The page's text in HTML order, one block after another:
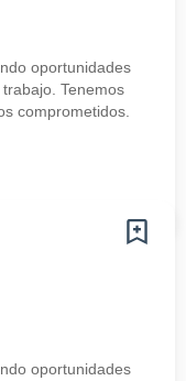
oportunidades
Tenemos
comprometidos.
oportunidades